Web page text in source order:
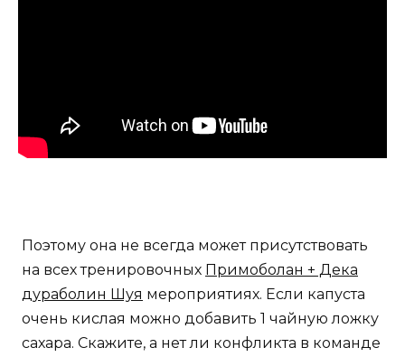
Поэтому она не всегда может присутствовать
на всех тренировочных Примоболан + Дека
дураболин Шуя мероприятиях. Если капуста
очень кислая можно добавить 1 чайную ложку
сахара. Скажите, а нет ли конфликта в команде